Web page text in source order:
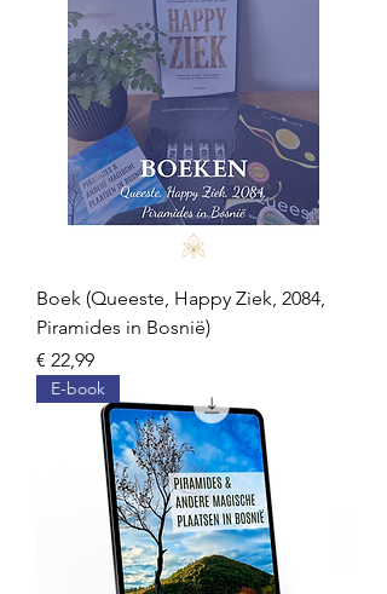
Boek (Queeste, Happy Ziek, 2084,
Piramides in Bosnië)
Prijs
€ 22,99
E-book